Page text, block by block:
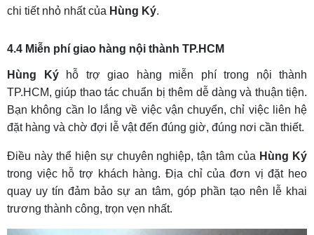
chi tiết nhỏ nhất của Hùng Ký.
4.4 Miễn phí giao hàng nội thành TP.HCM
Hùng Kýhỗ trợ giao hàng miễn phí trong nội thành
TP.HCM, giúp thao tác chuẩn bị thêm dễ dàng và thuận tiện.
Bạn không cần lo lắng về việc vận chuyển, chỉ việc liên hệ
đặt hàng và chờ đợi lễ vật đến đúng giờ, đúng nơi cần thiết.
Điều này thể hiện sự chuyên nghiệp, tận tâm của Hùng Ký
trong việc hỗ trợ khách hàng. Địa chỉ của đơn vị đặt heo
quay uy tín đảm bảo sự an tâm, góp phần tạo nên lễ khai
trương thành công, trọn vẹn nhất.